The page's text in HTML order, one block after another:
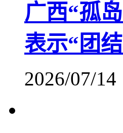
广西“孤
表示“团
2026/07/14